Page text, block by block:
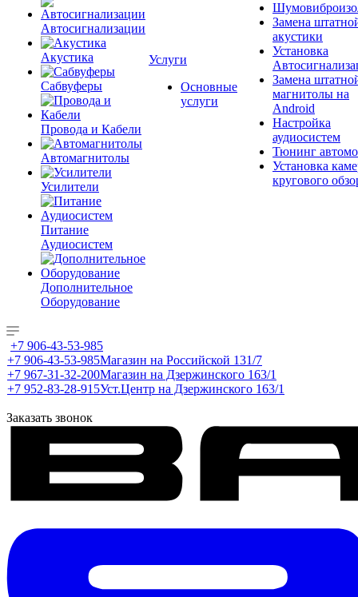
Автосигнализации
Акустика
Сабвуферы
Провода и Кабели
Автомагнитолы
Усилители
Питание
Аудиосистем
Дополнительное
Оборудование
Услуги
Основные
услуги
Замена
акустики
Установка
Замена
магнитолы на
Android
Настройка
аудиосистем
Тюнинг
Установка
кругового
+7 906-43-53-985
+7 906-43-53-985Магазин на Российской 131/7
+7 967-31-32-200Магазин на Дзержинского 163/1
+7 952-83-28-915Уст.Центр на Дзержинского 163/1
Заказать звонок